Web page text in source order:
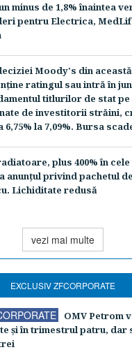
minus de 1,8% înaintea
pentru Electrica,
Moody's din
ratingul sau intră în
titlurilor de stat pe
de investitorii străini,
la 7,09%. Bursa
plus 400% în
anunţul privind pachetul
Lichiditate redusă
vezi mai multe
EXCLUSIV ZFCORPORATE
OMV Petrom
şi în trimestrul patru, dar